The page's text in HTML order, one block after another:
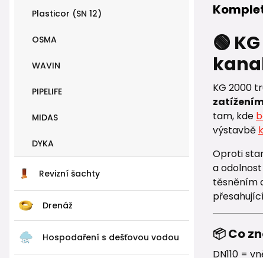
Plasticor (SN 12)
OSMA
WAVIN
PIPELIFE
MIDAS
DYKA
Revizní šachty
Drenáž
Hospodaření s dešťovou vodou
🟢
KG 2000
tam, kde
výstavbě
Oproti
a
těsněním
📦 Co
DN110 =